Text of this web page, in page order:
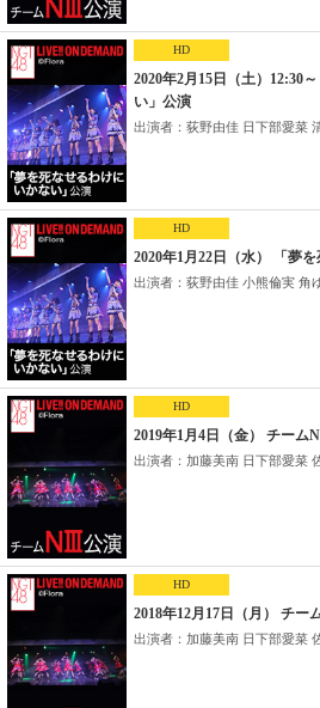
HD
2020年2月15日（土）12:30
い」公演
出演者：荻野由佳 日下部愛菜
HD
2020年1月22日（水） 「夢
出演者：荻野由佳 小熊倫実 角
HD
2019年1月4日（金） チー
出演者：加藤美南 日下部愛菜
HD
2018年12月17日（月） チ
出演者：加藤美南 日下部愛菜